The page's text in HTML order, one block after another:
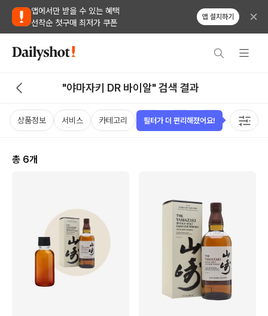
앱에서만 받을 수 있는 혜택
선착순 첫구매 최저가 쿠폰
앱 설치하기
"야마자키 DR 바이알" 검색 결과
상품정보 서비스 카테고리 가격 국가 용량 태그
총 6개
필터가 더 편리해졌어요!